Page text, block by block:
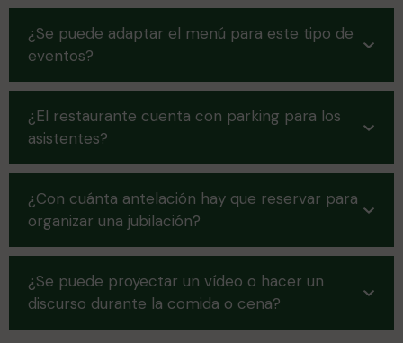
¿Se puede adaptar el menú para este tipo de
eventos?
¿El restaurante cuenta con parking para los
asistentes?
¿Con cuánta antelación hay que reservar para
organizar una jubilación?
¿Se puede proyectar un vídeo o hacer un
discurso durante la comida o cena?